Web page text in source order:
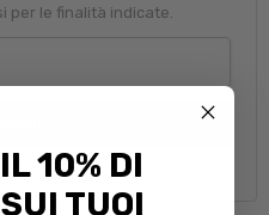
per le finalità indicate.
10% DI
TUOI